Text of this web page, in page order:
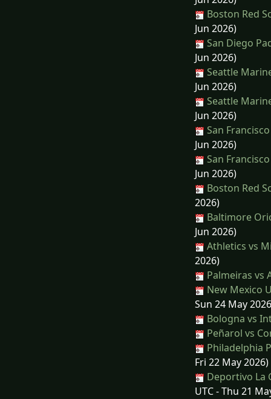
Boston Red
Jun 2026)
San Diego
Jun 2026)
Seattle
Jun 2026)
Seattle
Jun 2026)
San
Jun 2026)
San
Jun 2026)
Boston Red
2026)
Baltimore
Jun 2026)
Athletics vs
2026)
Palmeiras vs
New Mexico
Sun 24 May
Bologna vs
Peñarol vs
Philadelphia
Fri 22 May 2026)
Deportivo La
UTC - Thu 21